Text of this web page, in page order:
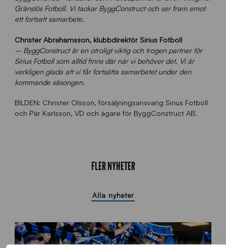
Gränslös Fotboll. Vi tackar ByggConstruct och ser fram emot
ett fortsatt samarbete.
Christer Abrahamsson, klubbdirektör Sirius Fotboll
– ByggConstruct är en otroligt viktig och trogen partner för
Sirius Fotboll som alltid finns där när vi behöver det. Vi är
verkligen glada att vi får fortsätta samarbetet under den
kommande säsongen.
BILDEN: Christer Olsson, försäljningsansvarig Sirius Fotboll
och Pär Karlsson, VD och ägare för ByggConstruct AB.
FLER NYHETER
Alla nyheter